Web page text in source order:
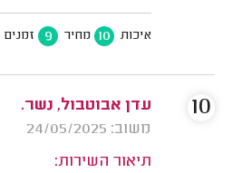
איכות 10 מחיר 9 זמנים
עדן אבוטבול, נשר.
משוב: 24/05/2025
תיאור השירות:
10